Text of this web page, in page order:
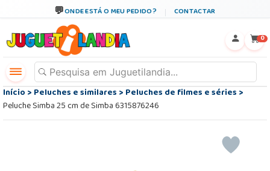
ONDE ESTÁ O MEU PEDIDO? CONTACTAR
0
Início>Peluches e similares>Peluches de filmes e séries>
Peluche Simba 25 cm de Simba 6315876246